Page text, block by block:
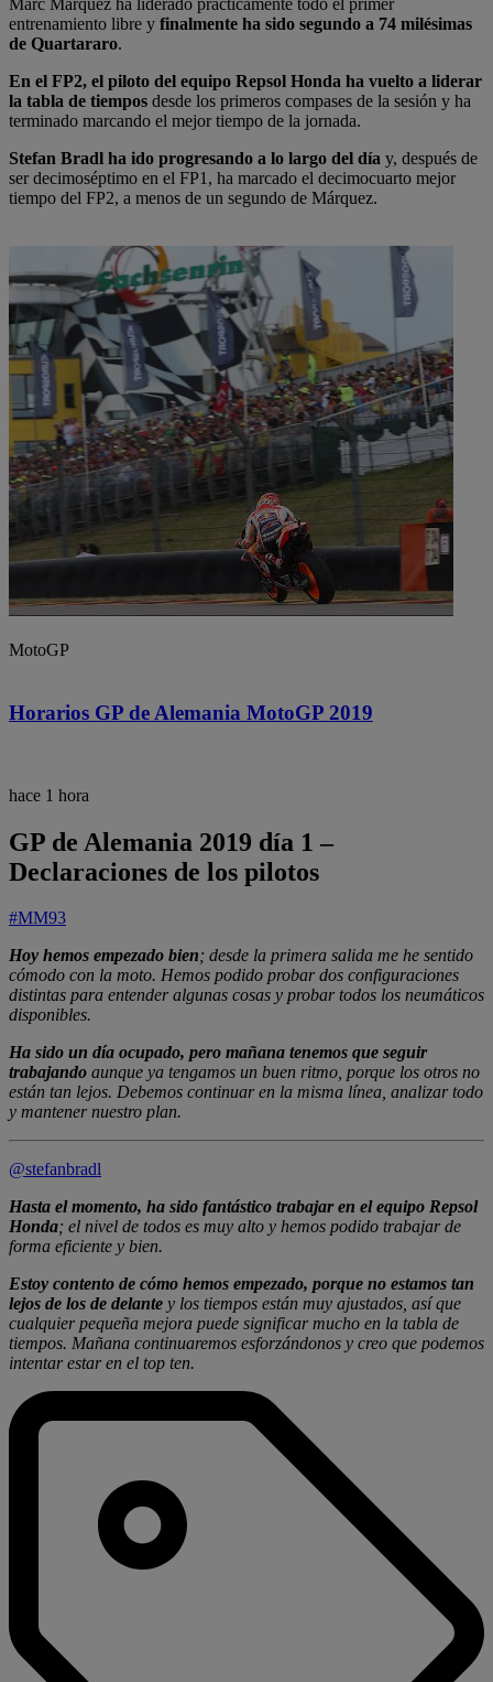
Marc Márquez ha liderado prácticamente todo el primer
entrenamiento libre y finalmente ha sido segundo a 74 milésimas
de Quartararo.
En el FP2, el piloto del equipo Repsol Honda ha vuelto a liderar
la tabla de tiempos desde los primeros compases de la sesión y ha
terminado marcando el mejor tiempo de la jornada.
Stefan Bradl ha ido progresando a lo largo del día y, después de
ser decimoséptimo en el FP1, ha marcado el decimocuarto mejor
tiempo del FP2, a menos de un segundo de Márquez.
MotoGP
Horarios GP de Alemania MotoGP 2019
hace 1 hora
GP de Alemania 2019 día 1 –
Declaraciones de los pilotos
#MM93
Hoy hemos empezado bien; desde la primera salida me he sentido
cómodo con la moto. Hemos podido probar dos configuraciones
distintas para entender algunas cosas y probar todos los neumáticos
disponibles.
Ha sido un día ocupado, pero mañana tenemos que seguir
trabajando aunque ya tengamos un buen ritmo, porque los otros no
están tan lejos. Debemos continuar en la misma línea, analizar todo
y mantener nuestro plan.
@stefanbradl
Hasta el momento, ha sido fantástico trabajar en el equipo Repsol
Honda; el nivel de todos es muy alto y hemos podido trabajar de
forma eficiente y bien.
Estoy contento de cómo hemos empezado, porque no estamos tan
lejos de los de delante y los tiempos están muy ajustados, así que
cualquier pequeña mejora puede significar mucho en la tabla de
tiempos. Mañana continuaremos esforzándonos y creo que podemos
intentar estar en el top ten.